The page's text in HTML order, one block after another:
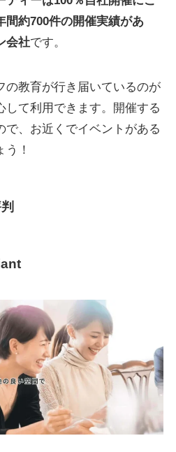
間約700件の開催実績があ
会社です。
の教育が行き届いているのが
して利用できます。開催する
で、お近くでイベントがある
！